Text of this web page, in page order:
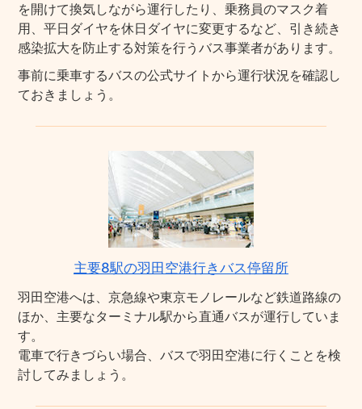
を開けて換気しながら運行したり、乗務員のマスク着
用、平日ダイヤを休日ダイヤに変更するなど、引き続き
感染拡大を防止する対策を行うバス事業者があります。
事前に乗車するバスの公式サイトから運行状況を確認し
ておきましょう。
主要8駅の羽田空港行きバス停留所
羽田空港へは、京急線や東京モノレールなど鉄道路線の
ほか、主要なターミナル駅から直通バスが運行していま
す。
電車で行きづらい場合、バスで羽田空港に行くことを検
討してみましょう。